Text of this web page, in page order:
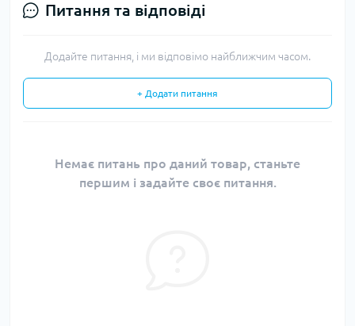
Питання та відповіді
Додайте питання, і ми відповімо найближчим часом.
+ Додати питання
Немає питань про даний товар, станьте
першим і задайте своє питання.